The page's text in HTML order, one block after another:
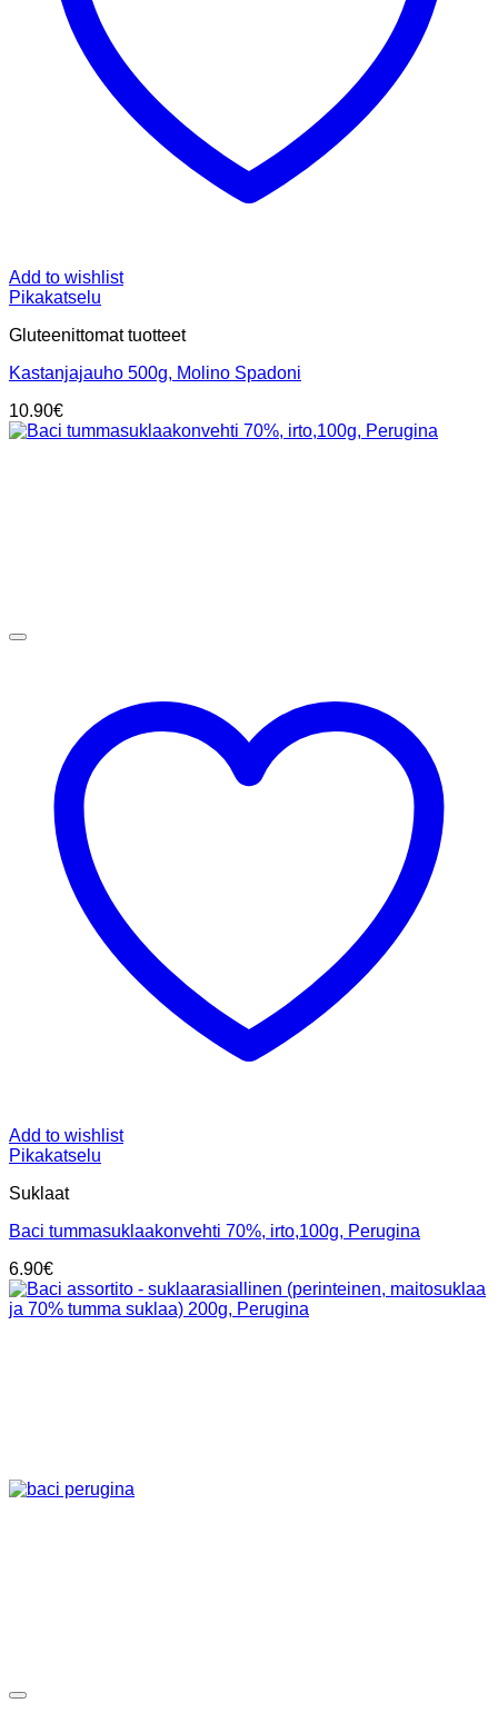
Add to wishlist
Pikakatselu
Gluteenittomat tuotteet
Kastanjajauho 500g, Molino Spadoni
10.90€
Add to wishlist
Pikakatselu
Suklaat
Baci tummasuklaakonvehti 70%, irto,100g, Perugina
6.90€